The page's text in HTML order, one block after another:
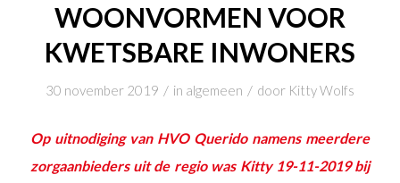
WOONVORMEN VOOR
KWETSBARE INWONERS
30 november 2019 / in algemeen / door Kitty Wolfs
Op uitnodiging van HVO Querido namens meerdere
zorgaanbieders uit de regio was Kitty 19-11-2019 bij